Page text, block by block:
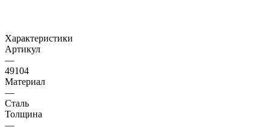
Характеристики
Артикул
—
49104
Материал
—
Сталь
Толщина
—